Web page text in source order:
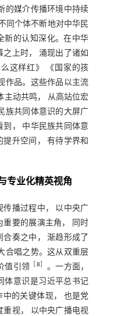
的媒介传播环境中持续
同个体不断地对中华民
新的认知深化。在中华
上时， 涌现出了诸如
这样红》 《国家的孩
作品。这些作品以主流
主动共鸣， 从高站位宏
共同体意识的大屏广
， 中华民族共同体意
升空间， 有待学界和
专业化精英视角
播过程中， 以中央广
要的展演主角， 同时
奏之中， 渐趋形成了
合唱之势。这从双重层
值引领
8
。一方面，
体意识是习近平总书记
中的关键体现， 也是党
视， 以中央广播电视